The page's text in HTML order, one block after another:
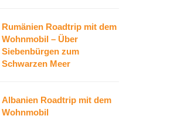
Rumänien Roadtrip mit dem
Wohnmobil – Über
Siebenbürgen zum
Schwarzen Meer
Albanien Roadtrip mit dem
Wohnmobil